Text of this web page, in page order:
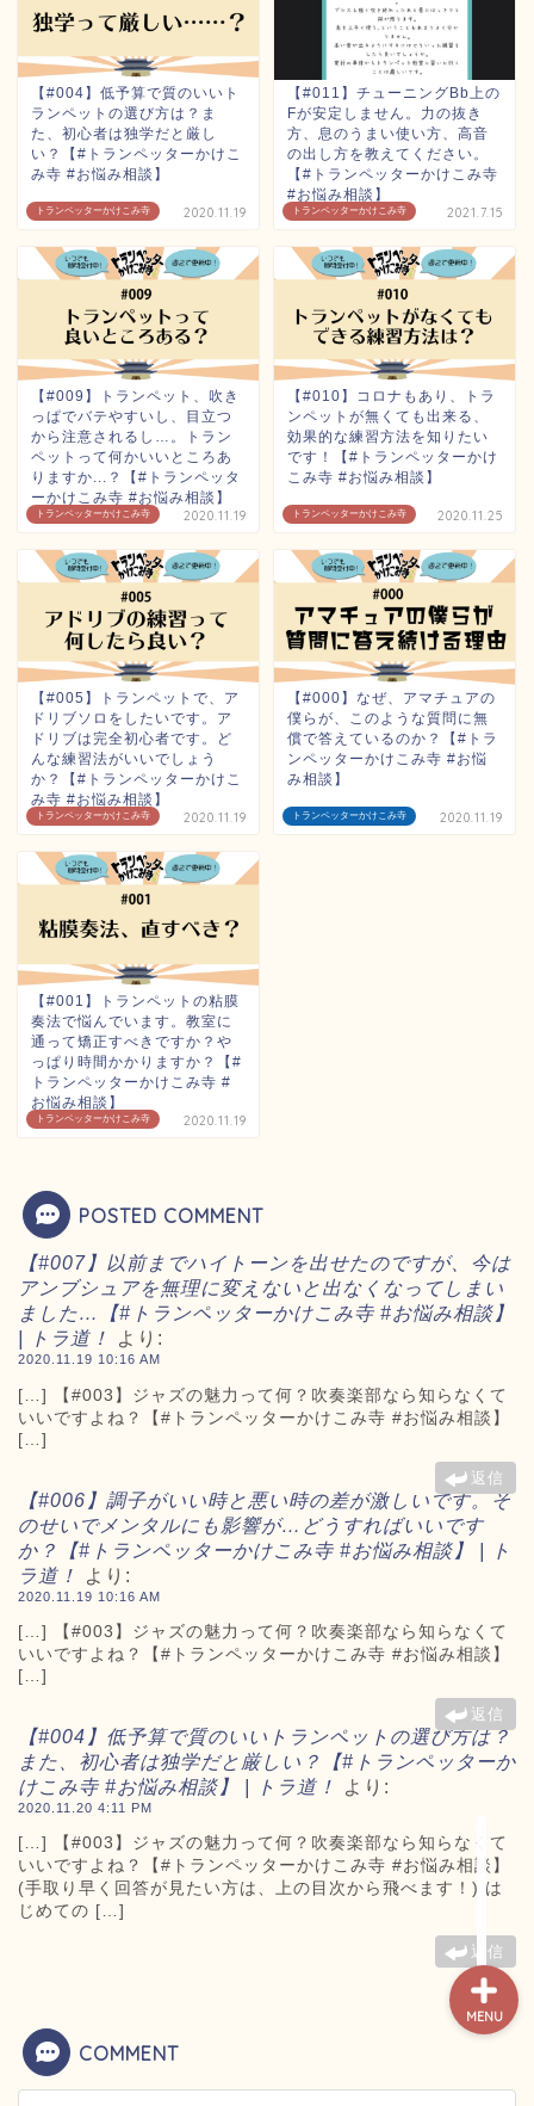
トランペッターかけこみ寺
【#004】低予算で質のいいト
ランペットの選び方は？ま
た、初心者は独学だと厳し
い？【#トランペッターかけこ
み寺 #お悩み相談】
2020.11.19 トランペッターかけこみ寺
【#011】チューニングBb上の
Fが安定しません。力の抜き
方、息のうまい使い方、高音
の出し方を教えてください。
【#トランペッターかけこみ寺
#お悩み相談】
2021.7.15
トランペッターかけこみ寺
【#009】トランペット、吹き
っぱでバテやすいし、目立つ
から注意されるし…。トラン
ペットって何かいいところあ
りますか...？【#トランペッタ
ーかけこみ寺 #お悩み相談】
2020.11.19 トランペッターかけこみ寺
【#010】コロナもあり、トラ
ンペットが無くても出来る、
効果的な練習方法を知りたい
です！【#トランペッターかけ
こみ寺 #お悩み相談】
2020.11.25
トランペッターかけこみ寺
【#005】トランペットで、ア
ドリブソロをしたいです。ア
ドリブは完全初心者です。ど
んな練習法がいいでしょう
か？【#トランペッターかけこ
み寺 #お悩み相談】
2020.11.19 トランペッターかけこみ寺
【#000】なぜ、アマチュアの
僕らが、このような質問に無
償で答えているのか？【#トラ
ンペッターかけこみ寺 #お悩
み相談】
2020.11.19
トランペッターかけこみ寺
【#001】トランペットの粘膜
奏法で悩んでいます。教室に
通って矯正すべきですか？や
っぱり時間かかりますか？【#
トランペッターかけこみ寺 #
お悩み相談】
2020.11.19
POSTED COMMENT
【#007】以前までハイトーンを出せたのですが、今は
アンブシュアを無理に変えないと出なくなってしまい
ました…【#トランペッターかけこみ寺 #お悩み相談】
| トラ道！
より:
2020.11.19 10:16 AM
[…] 【#003】ジャズの魅力って何？吹奏楽部なら知らなくて
いいですよね？【#トランペッターかけこみ寺 #お悩み相談】
[…]
返信
【#006】調子がいい時と悪い時の差が激しいです。そ
のせいでメンタルにも影響が…どうすればいいです
か？【#トランペッターかけこみ寺 #お悩み相談】 | ト
ラ道！
より:
2020.11.19 10:16 AM
[…] 【#003】ジャズの魅力って何？吹奏楽部なら知らなくて
いいですよね？【#トランペッターかけこみ寺 #お悩み相談】
[…]
返信
【#004】低予算で質のいいトランペットの選び方は？
また、初心者は独学だと厳しい？【#トランペッターか
けこみ寺 #お悩み相談】 | トラ道！
より:
2020.11.20 4:11 PM
[…] 【#003】ジャズの魅力って何？吹奏楽部なら知らなくて
いいですよね？【#トランペッターかけこみ寺 #お悩み相談】
(手取り早く回答が見たい方は、上の目次から飛べます！) は
じめての […]
返信
COMMENT
MENU
TOP ◎
トラ道通信 ┫
トランペッター名鑑 ┫
トランペットの練習法 ┫
お悩み相談回答┛